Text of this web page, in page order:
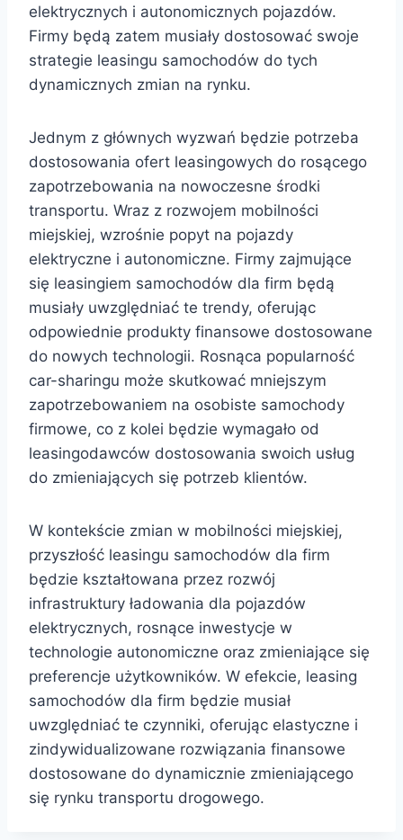
elektrycznych i autonomicznych pojazdów.
Firmy będą zatem musiały dostosować swoje
strategie leasingu samochodów do tych
dynamicznych zmian na rynku.
Jednym z głównych wyzwań będzie potrzeba
dostosowania ofert leasingowych do rosącego
zapotrzebowania na nowoczesne środki
transportu. Wraz z rozwojem mobilności
miejskiej, wzrośnie popyt na pojazdy
elektryczne i autonomiczne. Firmy zajmujące
się leasingiem samochodów dla firm będą
musiały uwzględniać te trendy, oferując
odpowiednie produkty finansowe dostosowane
do nowych technologii. Rosnąca popularność
car-sharingu może skutkować mniejszym
zapotrzebowaniem na osobiste samochody
firmowe, co z kolei będzie wymagało od
leasingodawców dostosowania swoich usług
do zmieniających się potrzeb klientów.
W kontekście zmian w mobilności miejskiej,
przyszłość leasingu samochodów dla firm
będzie kształtowana przez rozwój
infrastruktury ładowania dla pojazdów
elektrycznych, rosnące inwestycje w
technologie autonomiczne oraz zmieniające się
preferencje użytkowników. W efekcie, leasing
samochodów dla firm będzie musiał
uwzględniać te czynniki, oferując elastyczne i
zindywidualizowane rozwiązania finansowe
dostosowane do dynamicznie zmieniającego
się rynku transportu drogowego.